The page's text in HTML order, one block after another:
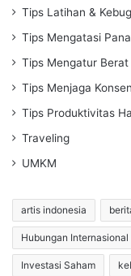
Tips Latihan &
Tips Mengatasi
Tips Mengatur Berat
Tips Menjaga
Tips Produktivitas
Traveling
UMKM
artis indonesia
Hubungan Internasional
Investasi Saham